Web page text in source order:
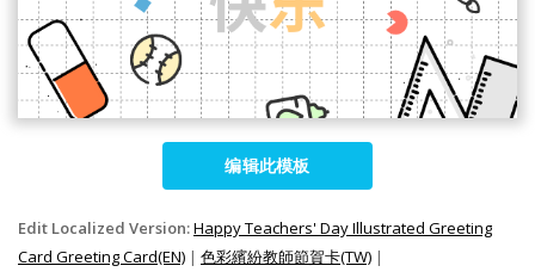
编辑此模板
Edit Localized Version:Happy Teachers' Day Illustrated Greeting
Card Greeting Card(EN) | 色彩繽紛教師節賀卡(TW) |